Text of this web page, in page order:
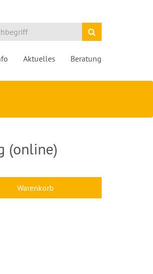
Aktuelles Beratung
(online)
Warenkorb